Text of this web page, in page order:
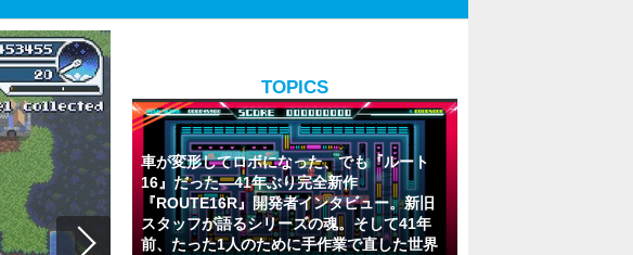
TOPICS
車が変形してロボになった、でも『ルート
16』だった―41年ぶり完全新作
『ROUTE16R』開発者インタビュー。新旧
スタッフが語るシリーズの魂。そして41年
前、たった1人のために手作業で直した世界